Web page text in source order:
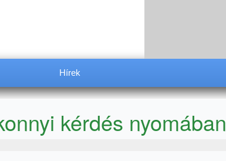
Hírek
kérdés nyomában